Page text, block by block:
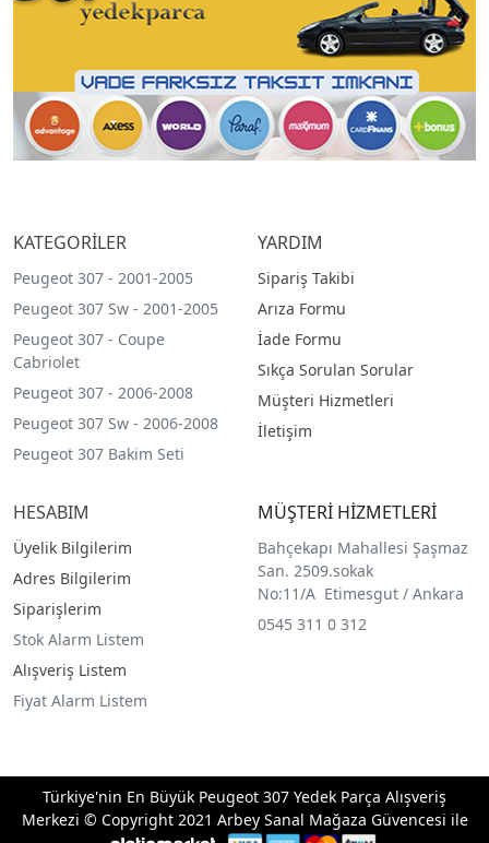
KATEGORİLER
Peugeot 307 - 2001-2005
Peugeot 307 Sw - 2001-2005
Peugeot 307 - Coupe
Cabriolet
Peugeot 307 - 2006-2008
Peugeot 307 Sw - 2006-2008
Peugeot 307 Bakim Seti
YARDIM
Sipariş Takibi
Arıza Formu
İade Formu
Sıkça Sorulan Sorular
Müşteri Hizmetleri
İletişim
HESABIM
Üyelik Bilgilerim
Adres Bilgilerim
Siparişlerim
Stok Alarm Listem
Alışveriş Listem
Fiyat Alarm Listem
MÜŞTERİ HİZMETLERİ
Bahçekapı Mahallesi Şaşmaz
San. 2509.sokak
No:11/A Etimesgut / Ankara
0545 311 0 312
Türkiye'nin En Büyük Peugeot 307 Yedek Parça Alışveriş
Merkezi © Copyright 2021 Arbey Sanal Mağaza Güvencesi ile